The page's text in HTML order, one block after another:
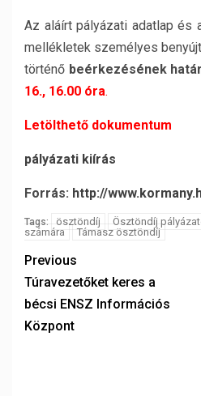
Az aláírt pályázati adatlap és
mellékletek személyes
történő beérkezésének
16., 16.00 óra.
Letölthető dokumentum
pályázati kiírás
Forrás: http://
Tags: ösztöndíj Ösztöndíj
számára
Támasz ösztöndíj
Previous
Túravezetőket keres a
bécsi ENSZ Információs
Központ